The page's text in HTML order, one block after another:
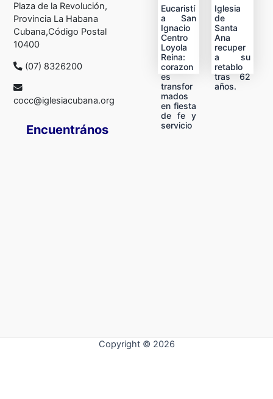
Plaza de la Revolución,
Provincia La Habana
Cubana,Código Postal
10400
(07) 8326200
cocc@iglesiacubana.org
Eucaristí
a San
Ignacio
Centro
Loyola
Reina:
corazon
es
transfor
mados
en fiesta
de fe y
servicio
Iglesia
de
Santa
Ana
recuper
a su
retablo
tras 62
años.
Encuentrános
Copyright © 2026